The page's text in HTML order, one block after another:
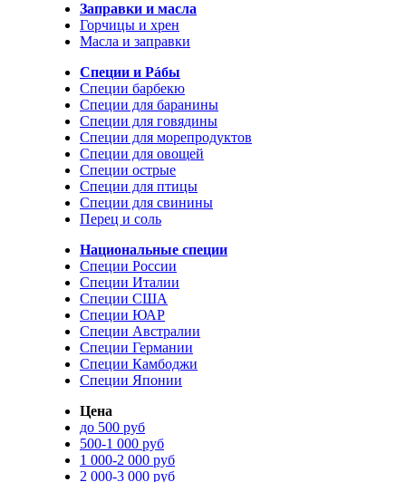
Заправки и масла
Горчицы и хрен
Масла и заправки
Специи и Рáбы
Специи барбекю
Специи для баранины
Специи для говядины
Специи для морепродуктов
Специи для овощей
Специи острые
Специи для птицы
Специи для свинины
Перец и соль
Национальные специи
Специи России
Специи Италии
Специи США
Специи ЮАР
Специи Австралии
Специи Германии
Специи Камбоджи
Специи Японии
Цена
до 500 руб
500-1 000 руб
1 000-2 000 руб
2 000-3 000 руб